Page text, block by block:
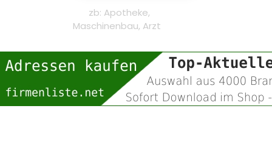
zb: Apotheke,
Maschinenbau, Arzt